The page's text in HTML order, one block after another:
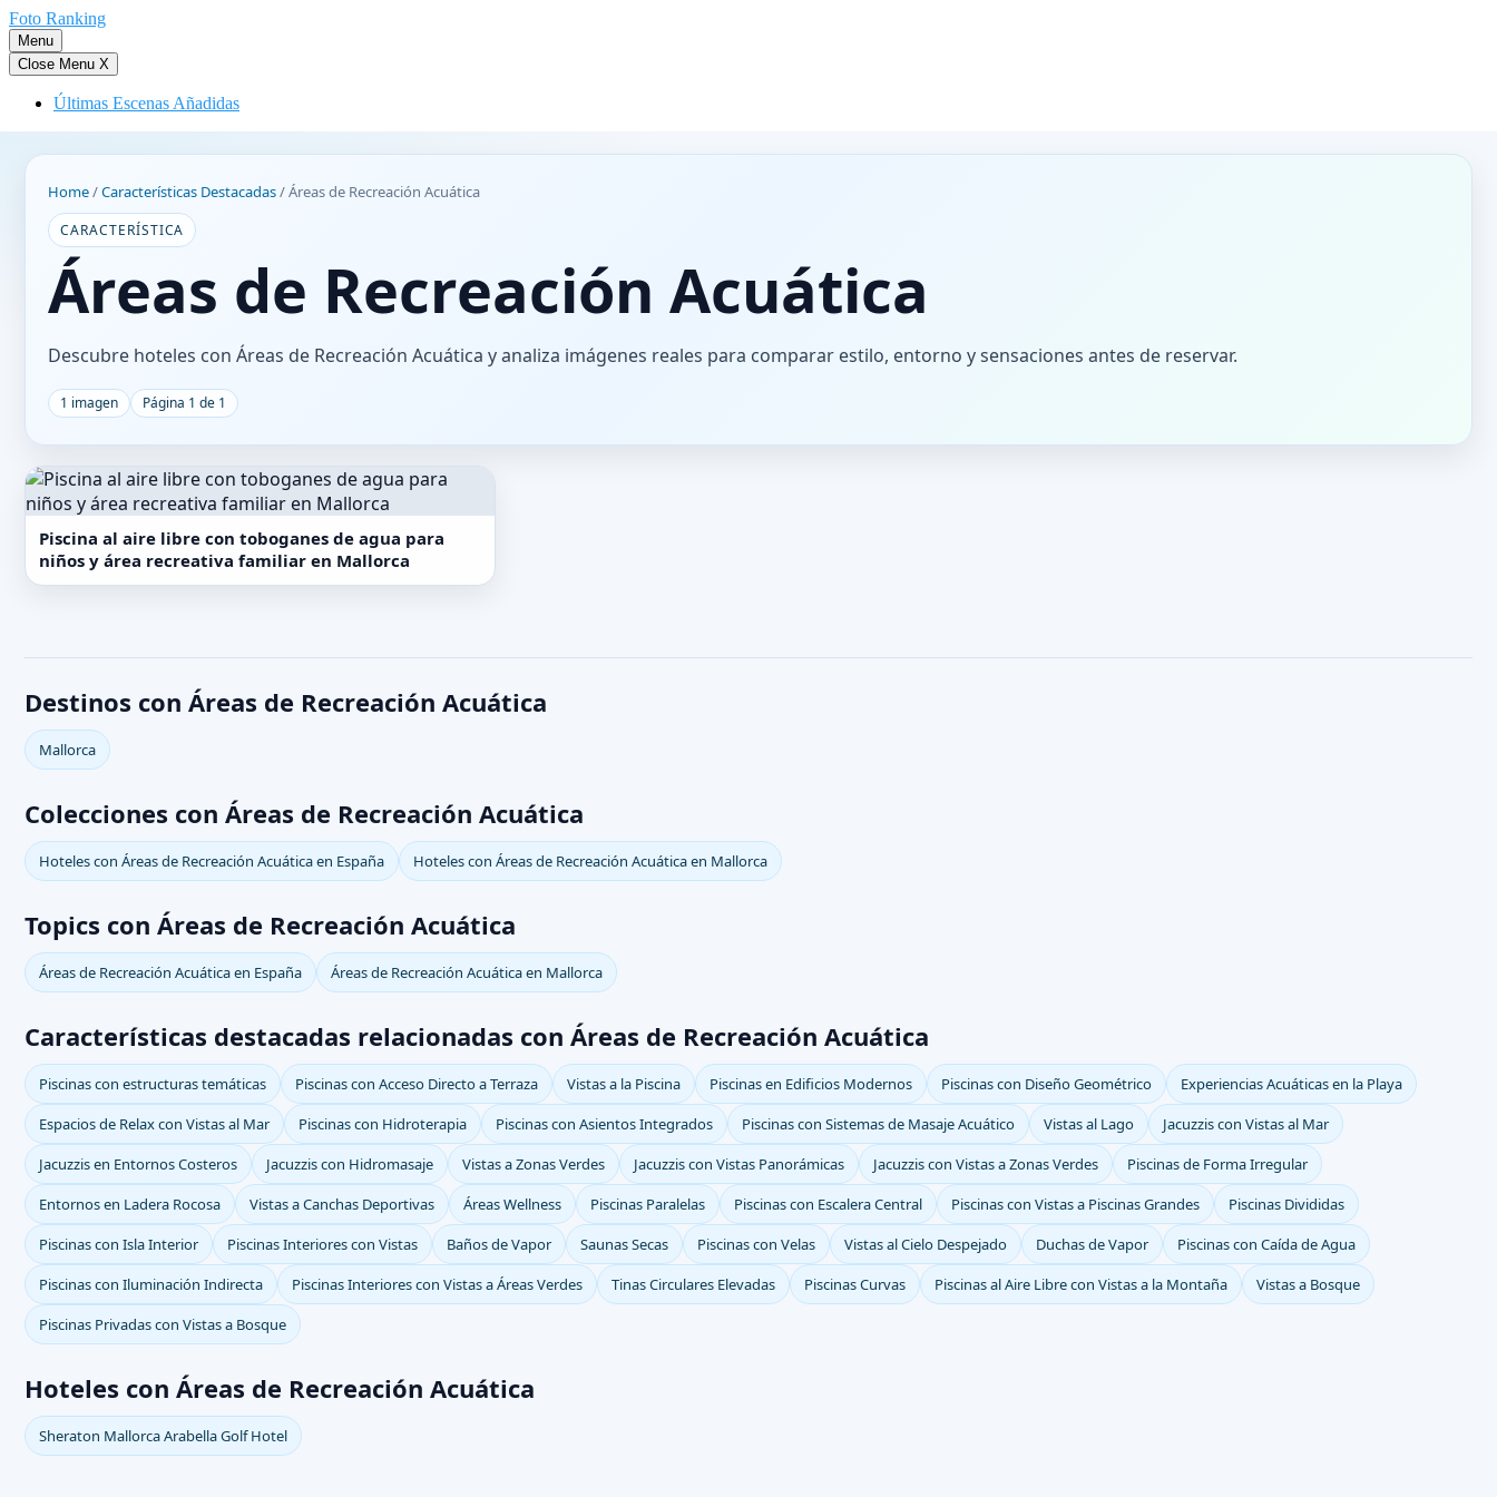
Saltar
al
contenido
Foto Ranking
Menu
Close Menu X
Últimas Escenas Añadidas
Home/Características Destacadas/Áreas de Recreación Acuática
CARACTERÍSTICA
Áreas de Recreación Acuática
Descubre hoteles con Áreas de Recreación Acuática y analiza imágenes reales para comparar estilo, entorno y sensaciones antes de reservar.
1 imagen Página 1 de 1
Piscina al aire libre con toboganes de agua para
niños y área recreativa familiar en Mallorca
Destinos con Áreas de Recreación Acuática
Mallorca
Colecciones con Áreas de Recreación Acuática
Hoteles con Áreas de Recreación Acuática en España Hoteles con Áreas de Recreación Acuática en Mallorca
Topics con Áreas de Recreación Acuática
Áreas de Recreación Acuática en España Áreas de Recreación Acuática en Mallorca
Características destacadas relacionadas con Áreas de Recreación Acuática
Piscinas con estructuras temáticas Piscinas con Acceso Directo a Terraza Vistas a la Piscina Piscinas en Edificios Modernos Piscinas con Diseño Geométrico
Experiencias Acuáticas en la Playa
Espacios de Relax con Vistas al Mar
Piscinas con Hidroterapia Piscinas con Asientos Integrados Piscinas con Sistemas de Masaje Acuático Vistas al Lago
Jacuzzis con Vistas al Mar
Jacuzzis en Entornos Costeros
Jacuzzis con Hidromasaje Vistas a Zonas Verdes Jacuzzis con Vistas Panorámicas Jacuzzis con Vistas a Zonas Verdes
Piscinas de Forma Irregular
Entornos en Ladera Rocosa
Vistas a Canchas Deportivas Áreas Wellness Piscinas Paralelas Piscinas con Escalera Central Piscinas con Vistas a Piscinas Grandes
Piscinas Divididas
Piscinas con Isla Interior
Piscinas Interiores con Vistas Baños de Vapor Saunas Secas Piscinas con Velas Vistas al Cielo Despejado Duchas de Vapor
Piscinas con Caída de Agua
Piscinas con Iluminación Indirecta
Piscinas Interiores con Vistas a Áreas Verdes Tinas Circulares Elevadas Piscinas Curvas Piscinas al Aire Libre con Vistas a la Montaña
Vistas a Bosque
Piscinas Privadas con Vistas a Bosque
Hoteles con Áreas de Recreación Acuática
Sheraton Mallorca Arabella Golf Hotel